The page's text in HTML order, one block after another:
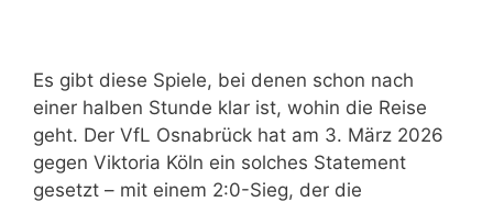
Es gibt diese Spiele, bei denen schon nach
einer halben Stunde klar ist, wohin die Reise
geht. Der VfL Osnabrück hat am 3. März 2026
gegen Viktoria Köln ein solches Statement
gesetzt – mit einem 2:0-Sieg, der die